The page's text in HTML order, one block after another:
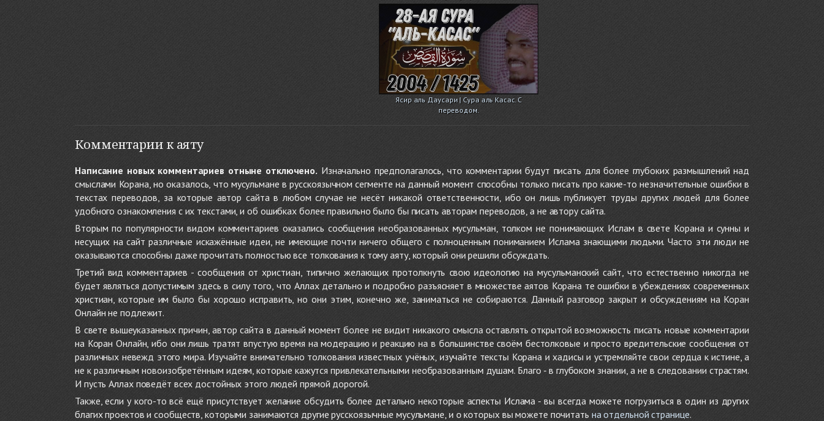
Ясир аль Даусари | Сура аль Касас. С
переводом.
Комментарии к аяту
Написание новых комментариев отныне отключено. Изначально предполагалось, что комментарии будут писать для более глубоких размышлений над
смыслами Корана, но оказалось, что мусульмане в русскоязычном сегменте на данный момент способны только писать про какие-то незначительные ошибки в
текстах переводов, за которые автор сайта в любом случае не несёт никакой ответственности, ибо он лишь публикует труды других людей для более
удобного ознакомления с их текстами, и об ошибках более правильно было бы писать авторам переводов, а не автору сайта.
Вторым по популярности видом комментариев оказались сообщения необразованных мусульман, толком не понимающих Ислам в свете Корана и сунны и
несущих на сайт различные искажённые идеи, не имеющие почти ничего общего с полноценным пониманием Ислама знающими людьми. Часто эти люди не
оказываются способны даже прочитать полностью все толкования к тому аяту, который они решили обсуждать.
Третий вид комментариев - сообщения от христиан, типично желающих протолкнуть свою идеологию на мусульманский сайт, что естественно никогда не
будет являться допустимым здесь в силу того, что Аллах детально и подробно разъясняет в множестве аятов Корана те ошибки в убеждениях современных
христиан, которые им было бы хорошо исправить, но они этим, конечно же, заниматься не собираются. Данный разговор закрыт и обсуждениям на Коран
Онлайн не подлежит.
В свете вышеуказанных причин, автор сайта в данный момент более не видит никакого смысла оставлять открытой возможность писать новые комментарии
на Коран Онлайн, ибо они лишь тратят впустую время на модерацию и реакцию на в большинстве своём бестолковые и просто вредительские сообщения от
различных невежд этого мира. Изучайте внимательно толкования известных учёных, изучайте тексты Корана и хадисы и устремляйте свои сердца к истине, а
не к различным новоизобретённым идеям, которые кажутся привлекательными необразованным душам. Благо - в глубоком знании, а не в следовании страстям.
И пусть Аллах поведёт всех достойных этого людей прямой дорогой.
Также, если у кого-то всё ещё присутствует желание обсудить более детально некоторые аспекты Ислама - вы всегда можете погрузиться в один из других
благих проектов и сообществ, которыми занимаются другие русскоязычные мусульмане, и о которых вы можете почитать на отдельной странице.